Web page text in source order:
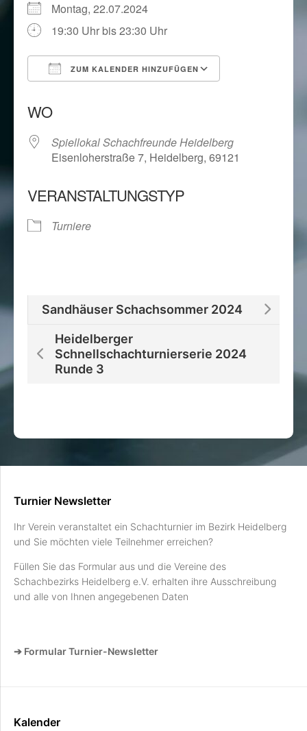
Montag, 22.07.2024
19:30 Uhr bis 23:30 Uhr
ZUM KALENDER HINZUFÜGEN
WO
Spiellokal Schachfreunde Heidelberg
Eisenloherstraße 7, Heidelberg, 69121
VERANSTALTUNGSTYP
Turniere
Sandhäuser Schachsommer 2024
Heidelberger
Schnellschachturnierserie 2024
Runde 3
Turnier Newsletter
Ihr Verein veranstaltet ein Schachturnier im Bezirk Heidelberg
und Sie möchten viele Teilnehmer erreichen?
Füllen Sie das Formular aus und die Vereine des
Schachbezirks Heidelberg e.V. erhalten ihre Ausschreibung
und alle von Ihnen angegebenen Daten
➔ Formular Turnier-Newsletter
Kalender